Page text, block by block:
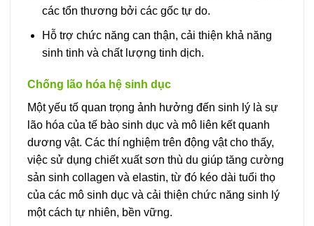
các tổn thương bởi các gốc tự do.
Hỗ trợ chức năng can thận, cải thiện khả năng
sinh tinh và chất lượng tinh dịch.
Chống lão hóa hệ sinh dục
Một yếu tố quan trọng ảnh hưởng đến sinh lý là sự
lão hóa của tế bào sinh dục và mô liên kết quanh
dương vật. Các thí nghiệm trên động vật cho thấy,
việc sử dụng chiết xuất sơn thù du giúp tăng cường
sản sinh collagen và elastin, từ đó kéo dài tuổi thọ
của các mô sinh dục và cải thiện chức năng sinh lý
một cách tự nhiên, bền vững.